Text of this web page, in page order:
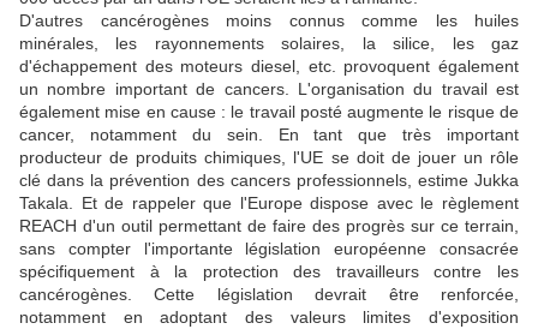
D'autres cancérogènes moins connus comme les huiles
minérales, les rayonnements solaires, la silice, les gaz
d'échappement des moteurs diesel, etc. provoquent également
un nombre important de cancers. L'organisation du travail est
également mise en cause : le travail posté augmente le risque de
cancer, notamment du sein. En tant que très important
producteur de produits chimiques, l'UE se doit de jouer un rôle
clé dans la prévention des cancers professionnels, estime Jukka
Takala. Et de rappeler que l'Europe dispose avec le règlement
REACH d'un outil permettant de faire des progrès sur ce terrain,
sans compter l'importante législation européenne consacrée
spécifiquement à la protection des travailleurs contre les
cancérogènes. Cette législation devrait être renforcée,
notamment en adoptant des valeurs limites d'exposition